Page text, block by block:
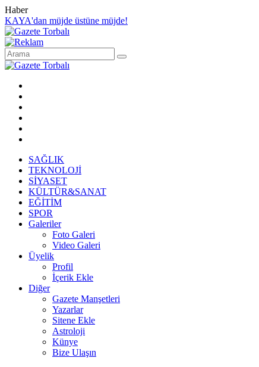
Haber
KAYA'dan müjde üstüne müjde!
SAĞLIK
TEKNOLOJİ
SİYASET
KÜLTÜR&SANAT
EĞİTİM
SPOR
Galeriler
Foto Galeri
Video Galeri
Üyelik
Profil
İçerik Ekle
Diğer
Gazete Manşetleri
Yazarlar
Sitene Ekle
Astroloji
Künye
Bize Ulaşın